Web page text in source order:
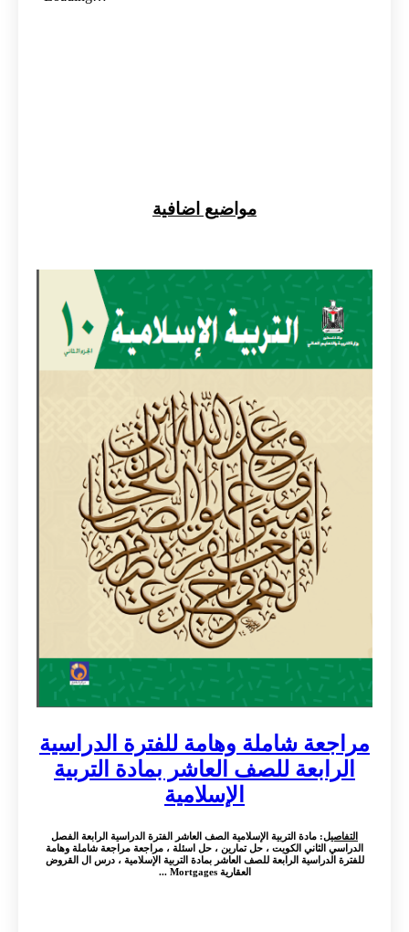
مواضيع اضافية
مراجعة شاملة وهامة للفترة الدراسية
الرابعة للصف العاشر بمادة التربية
الإسلامية
التفاصيل: مادة التربية الإسلامية الصف العاشر الفترة الدراسية الرابعة الفصل
الدراسي الثاني الكويت ، حل تمارين ، حل اسئلة ، مراجعة مراجعة شاملة وهامة
للفترة الدراسية الرابعة للصف العاشر بمادة التربية الإسلامية ، درس ال القروض
العقارية Mortgages ...